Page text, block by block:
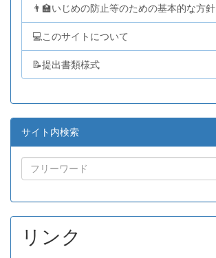
👨‍🏫いじめの防止等のための基本的な方針
💻このサイトについて
📝提出書類様式
サイト内検索
リンク